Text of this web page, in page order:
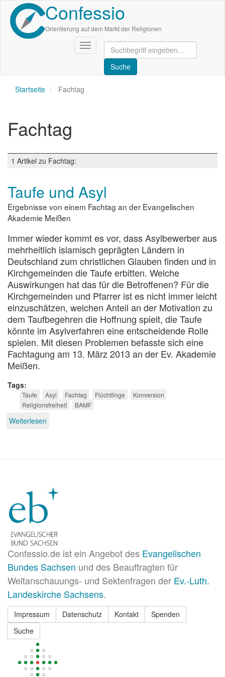
Direkt
zum
Inhalt
Confessio
Orientierung auf dem Markt der Religionen
Navigation
aktivieren/deaktivieren
Startseite Fachtag
Fachtag
1 Artikel zu Fachtag:
Taufe und Asyl
Ergebnisse von einem Fachtag an der Evangelischen
Akademie Meißen
Immer wieder kommt es vor, dass Asylbewerber aus
mehrheitlich islamisch geprägten Ländern in
Deutschland zum christlichen Glauben finden und in
Kirchgemeinden die Taufe erbitten. Welche
Auswirkungen hat das für die Betroffenen? Für die
Kirchgemeinden und Pfarrer ist es nicht immer leicht
einzuschätzen, welchen Anteil an der Motivation zu
dem Taufbegehren die Hoffnung spielt, die Taufe
könnte im Asylverfahren eine entscheidende Rolle
spielen. Mit diesen Problemen befasste sich eine
Fachtagung am 13. März 2013 an der Ev. Akademie
Meißen.
Tags
Taufe Asyl Fachtag Flüchtlinge
Konversion
Religionsfreiheit
BAMF
Weiterlesen
Confessio.de ist ein Angebot des Evangelischen
Bundes Sachsen und des Beauftragten für
Weltanschauungs- und Sektenfragen der Ev.-Luth.
Landeskirche Sachsens.
Impressum Datenschutz Kontakt
Spenden
Suche